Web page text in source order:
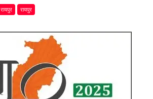
रायपुर रायपुर